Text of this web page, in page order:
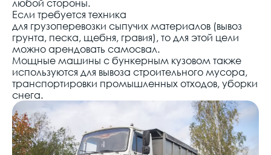
Если требуется техника
для грузоперевозки сыпучих материалов (вывоз
грунта, песка, щебня, гравия), то для этой цели
можноарендовать самосвал.
Мощныемашины с бункерным кузовом также
используются для вывоза строительного мусора,
транспортировки промышленных отходов,уборки
снега.